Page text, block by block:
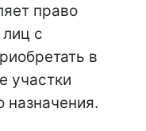
право
с
в
участки
назначения.